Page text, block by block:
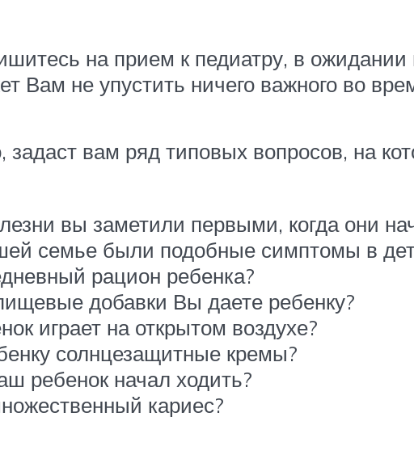
на прием к педиатру, в
Вам не упустить ничего важного во
задаст вам ряд типовых вопросов, на
вы заметили первыми, когда они
семье были подобные симптомы в
рацион ребенка?
добавки Вы даете ребенку?
играет на открытом воздухе?
солнцезащитные кремы?
ребенок начал ходить?
кариес?